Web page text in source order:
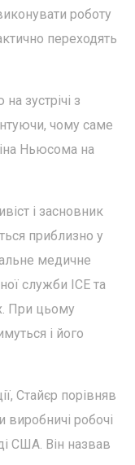
роботу
переходять
зустрічі з
чому саме
Ньюсома на
і засновник
приблизно у
медичне
служби ICE та
При цьому
і його
Стайєр порівняв
робочі
США. Він назвав